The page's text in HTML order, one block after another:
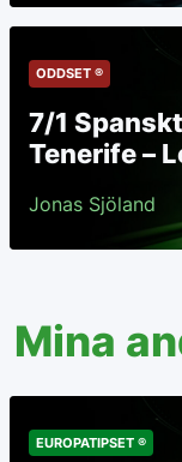
ODDSET ®
7/1
Tenerife –
Jonas Sjöland
Mina
EUROPATIPSET ®